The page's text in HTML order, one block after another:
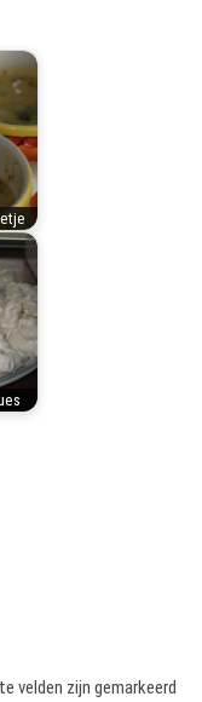
velden zijn gemarkeerd